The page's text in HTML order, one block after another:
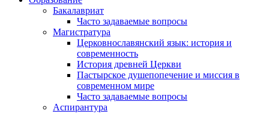
Бакалавриат
Часто задаваемые вопросы
Магистратура
Церковнославянский язык: история и
современность
История древней Церкви
Пастырское душепопечение и миссия в
современном мире
Часто задаваемые вопросы
Аспирантура